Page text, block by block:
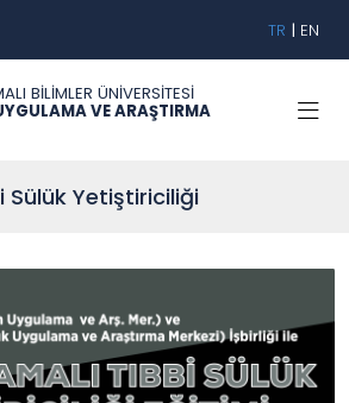
TR | EN
BİLİMLER ÜNİVERSİTESİ
VE ARAŞTIRMA
Sülük Yetiştiriciliği